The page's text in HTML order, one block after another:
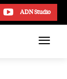
ADN Studio